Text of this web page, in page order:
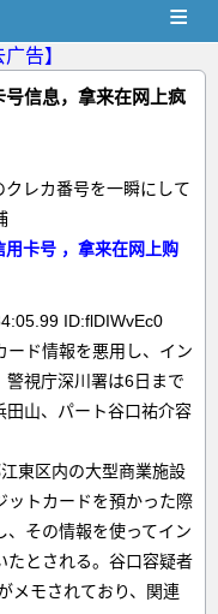
≡
广告】
信息，拿来在网上疯
レカ番号を一瞬にして
卡号 ，拿来在网上购
ID:flDIWvEc0
ード情報を悪用し、イン
警視庁深川署は6日まで
田山、パート谷口祐介容
東区内の大型商業施設
ットカードを預かった際
、その情報を使ってイン
たとされる。谷口容疑者
メモされており、関連